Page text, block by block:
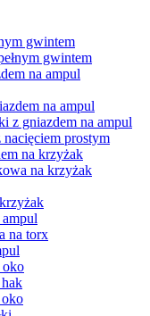
gwintem
gwintem
na ampul
na ampul
z gniazdem na ampul
prostym
na krzyżak
na krzyżak
na torx
oko